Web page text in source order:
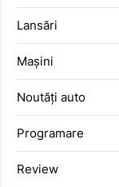
Lansări
Mașini
Noutăți auto
Programare
Review